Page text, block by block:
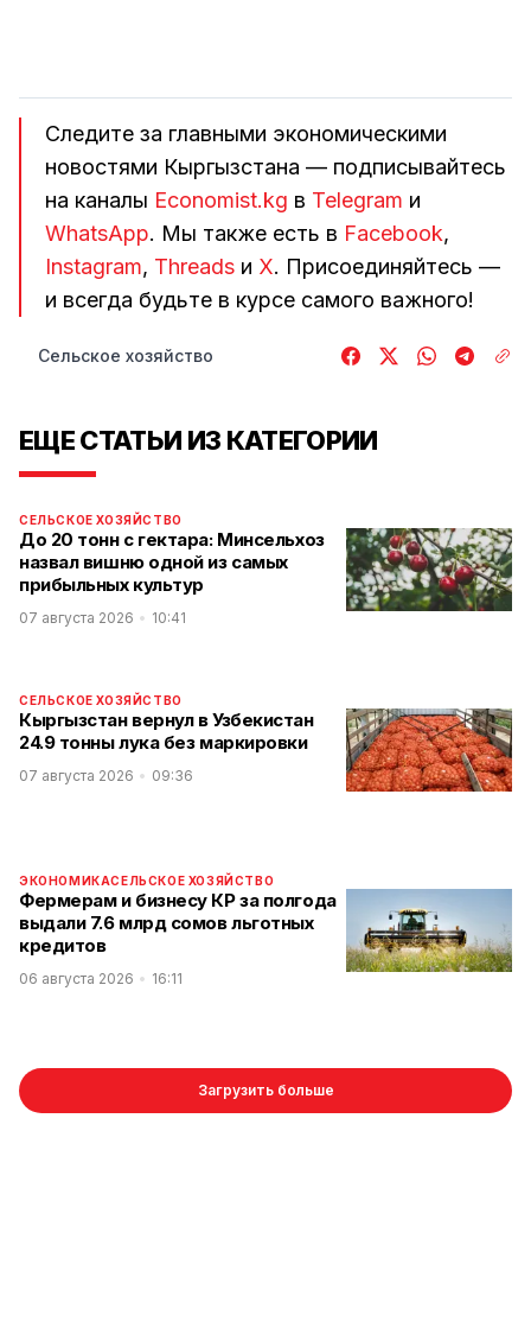
Следите за главными экономическими
новостями Кыргызстана — подписывайтесь
на каналы Economist.kg в Telegram и
WhatsApp. Мы также есть в Facebook,
Instagram, Threads и Х. Присоединяйтесь —
и всегда будьте в курсе самого важного!
Сельское хозяйство
ЕЩЕ СТАТЬИ ИЗ КАТЕГОРИИ
СЕЛЬСКОЕ ХОЗЯЙСТВО
До 20 тонн с гектара: Минсельхоз
назвал вишню одной из самых
прибыльных культур
07 августа 2026 10:41
СЕЛЬСКОЕ ХОЗЯЙСТВО
Кыргызстан вернул в Узбекистан
24.9 тонны лука без маркировки
07 августа 2026 09:36
ЭКОНОМИКАСЕЛЬСКОЕ ХОЗЯЙСТВО
Фермерам и бизнесу КР за полгода
выдали 7.6 млрд сомов льготных
кредитов
06 августа 2026 16:11
Загрузить больше